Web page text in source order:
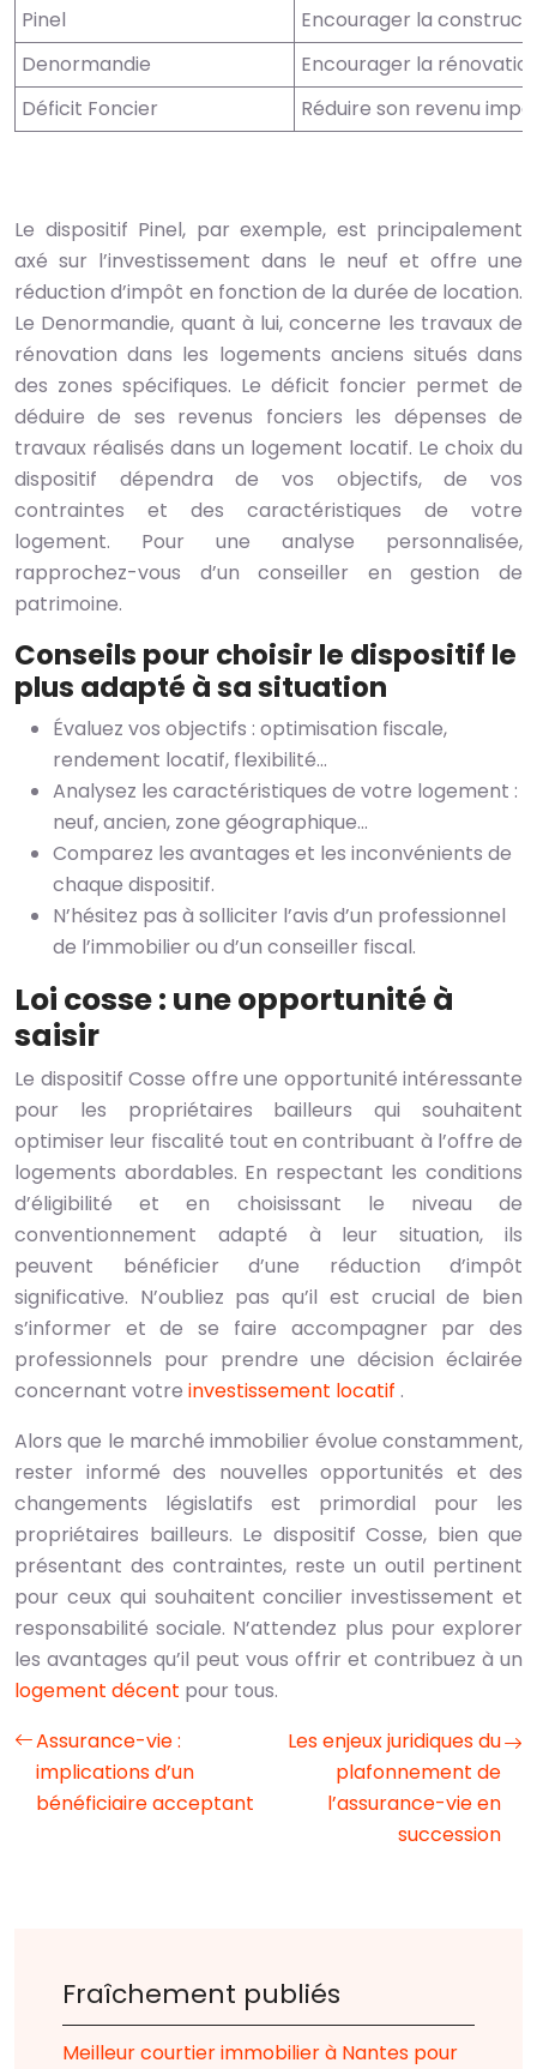
Pinel
Encourager la
Denormandie
Encourager la
Déficit Foncier
Réduire son revenu
Le dispositif Pinel, par exemple, est principalement
axé sur l’investissement dans le neuf et offre une
réduction d’impôt en fonction de la durée de location.
Le Denormandie, quant à lui, concerne les travaux de
rénovation dans les logements anciens situés dans
des zones spécifiques. Le déficit foncier permet de
déduire de ses revenus fonciers les dépenses de
travaux réalisés dans un logement locatif. Le choix du
dispositif dépendra de vos objectifs, de vos
contraintes et des caractéristiques de votre
logement. Pour une analyse personnalisée,
rapprochez-vous d’un conseiller en gestion de
patrimoine.
Conseils pour choisir le dispositif le
plus adapté à sa situation
Évaluez vos objectifs : optimisation fiscale,
rendement locatif, flexibilité…
Analysez les caractéristiques de votre logement :
neuf, ancien, zone géographique…
Comparez les avantages et les inconvénients de
chaque dispositif.
N’hésitez pas à solliciter l’avis d’un professionnel
de l’immobilier ou d’un conseiller fiscal.
Loi cosse : une opportunité à
saisir
Le dispositif Cosse offre une opportunité intéressante
pour les propriétaires bailleurs qui souhaitent
optimiser leur fiscalité tout en contribuant à l’offre de
logements abordables. En respectant les conditions
d’éligibilité et en choisissant le niveau de
conventionnement adapté à leur situation, ils
peuvent bénéficier d’une réduction d’impôt
significative. N’oubliez pas qu’il est crucial de bien
s’informer et de se faire accompagner par des
professionnels pour prendre une décision éclairée
concernant votre investissement locatif .
Alors que le marché immobilier évolue constamment,
rester informé des nouvelles opportunités et des
changements législatifs est primordial pour les
propriétaires bailleurs. Le dispositif Cosse, bien que
présentant des contraintes, reste un outil pertinent
pour ceux qui souhaitent concilier investissement et
responsabilité sociale. N’attendez plus pour explorer
les avantages qu’il peut vous offrir et contribuez à un
logement décent pour tous.
Assurance-vie :
implications d’un
bénéficiaire acceptant
Les enjeux juridiques du
plafonnement de
l’assurance-vie en
succession
Fraîchement publiés
Meilleur courtier immobilier à Nantes pour